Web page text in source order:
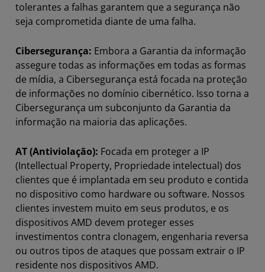
tolerantes a falhas garantem que a segurança não
seja comprometida diante de uma falha.
Cibersegurança: Embora a Garantia da informação
assegure todas as informações em todas as formas
de mídia, a Cibersegurança está focada na proteção
de informações no domínio cibernético. Isso torna a
Cibersegurança um subconjunto da Garantia da
informação na maioria das aplicações.
AT (Antiviolação): Focada em proteger a IP
(Intellectual Property, Propriedade intelectual) dos
clientes que é implantada em seu produto e contida
no dispositivo como hardware ou software. Nossos
clientes investem muito em seus produtos, e os
dispositivos AMD devem proteger esses
investimentos contra clonagem, engenharia reversa
ou outros tipos de ataques que possam extrair o IP
residente nos dispositivos AMD.